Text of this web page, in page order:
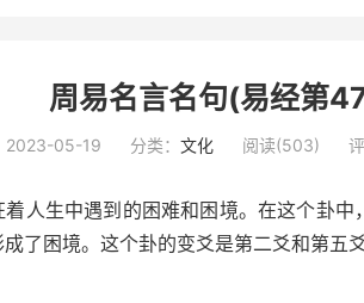
周易名言名句(易经第
2023-05-19 分类： 文化 阅读(503)
着人生中遇到的困难和困境。在这个卦
了困境。这个卦的变爻是第二爻和第五